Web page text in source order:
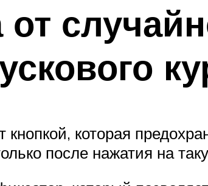
которая
после нажатия на